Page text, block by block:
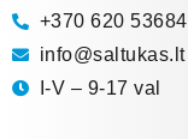
+370 620 53684
info@saltukas.lt
I-V – 9-17 val